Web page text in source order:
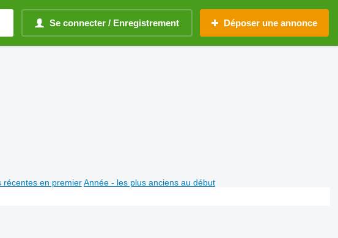
Se connecter / Enregistrement Déposer une annonce
récentes en premier Année - les plus anciens au début